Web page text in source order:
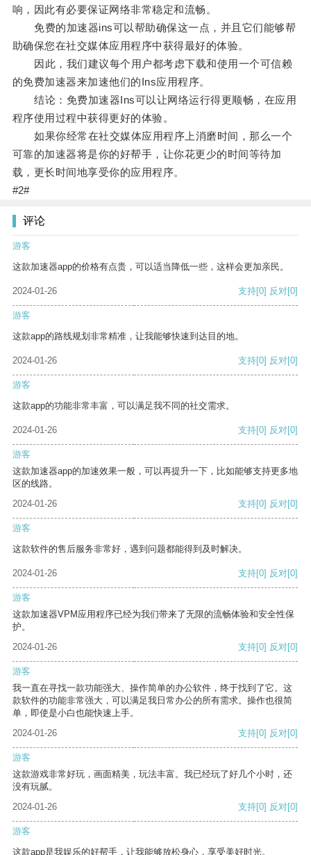
响，因此有必要保证网络非常稳定和流畅。
免费的加速器ins可以帮助确保这一点，并且它们能够帮
助确保您在社交媒体应用程序中获得最好的体验。
因此，我们建议每个用户都考虑下载和使用一个可信赖
的免费加速器来加速他们的Ins应用程序。
结论：免费加速器Ins可以让网络运行得更顺畅，在应用
程序使用过程中获得更好的体验。
如果你经常在社交媒体应用程序上消磨时间，那么一个
可靠的加速器将是你的好帮手，让你花更少的时间等待加
载，更长时间地享受你的应用程序。
#2#
评论
游客
这款加速器app的价格有点贵，可以适当降低一些，这样会更加亲民。
2024-01-26 支持[0] 反对[0]
游客
这款app的路线规划非常精准，让我能够快速到达目的地。
2024-01-26 支持[0] 反对[0]
游客
这款app的功能非常丰富，可以满足我不同的社交需求。
2024-01-26 支持[0] 反对[0]
游客
这款加速器app的加速效果一般，可以再提升一下，比如能够支持更多地
区的线路。
2024-01-26
支持[0] 反对[0]
游客
这款软件的售后服务非常好，遇到问题都能得到及时解决。
2024-01-26 支持[0] 反对[0]
游客
这款加速器VPM应用程序已经为我们带来了无限的流畅体验和安全性保
护。
2024-01-26
支持[0] 反对[0]
游客
我一直在寻找一款功能强大、操作简单的办公软件，终于找到了它。这
款软件的功能非常强大，可以满足我日常办公的所有需求。操作也很简
单，即使是小白也能快速上手。
2024-01-26
支持[0] 反对[0]
游客
这款游戏非常好玩，画面精美，玩法丰富。我已经玩了好几个小时，还
没有玩腻。
2024-01-26
支持[0] 反对[0]
游客
这款app是我娱乐的好帮手，让我能够放松身心，享受美好时光。